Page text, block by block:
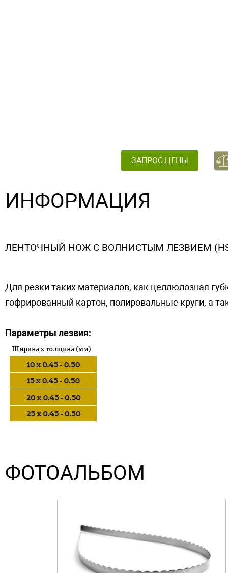
ЗАПРОС ЦЕНЫ
ИНФОРМАЦИЯ
ЛЕНТОЧНЫЙ НОЖ С ВОЛНИСТЫМ ЛЕЗВИЕМ
Для резки таких материалов, как целлюлозная
гофрированный картон, полировальные круги, а
Параметры лезвия:
ФОТОАЛЬБОМ